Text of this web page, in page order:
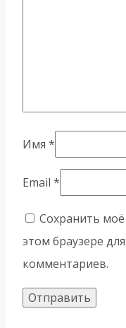
Имя *
Email *
Сохранить моё
этом браузере
комментариев.